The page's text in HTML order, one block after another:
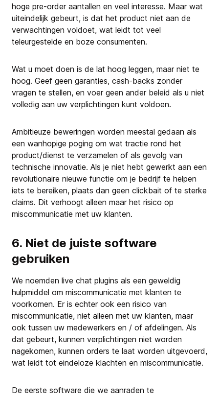
hoge pre-order aantallen en veel interesse. Maar wat
uiteindelijk gebeurt, is dat het product niet aan de
verwachtingen voldoet, wat leidt tot veel
teleurgestelde en boze consumenten.
Wat u moet doen is de lat hoog leggen, maar niet te
hoog. Geef geen garanties, cash-backs zonder
vragen te stellen, en voer geen ander beleid als u niet
volledig aan uw verplichtingen kunt voldoen.
Ambitieuze beweringen worden meestal gedaan als
een wanhopige poging om wat tractie rond het
product/dienst te verzamelen of als gevolg van
technische innovatie. Als je niet hebt gewerkt aan een
revolutionaire nieuwe functie om je bedrijf te helpen
iets te bereiken, plaats dan geen clickbait of te sterke
claims. Dit verhoogt alleen maar het risico op
miscommunicatie met uw klanten.
6. Niet de juiste software
gebruiken
We noemden live chat plugins als een geweldig
hulpmiddel om miscommunicatie met klanten te
voorkomen. Er is echter ook een risico van
miscommunicatie, niet alleen met uw klanten, maar
ook tussen uw medewerkers en / of afdelingen. Als
dat gebeurt, kunnen verplichtingen niet worden
nagekomen, kunnen orders te laat worden uitgevoerd,
wat leidt tot eindeloze klachten en miscommunicatie.
De eerste software die we aanraden te